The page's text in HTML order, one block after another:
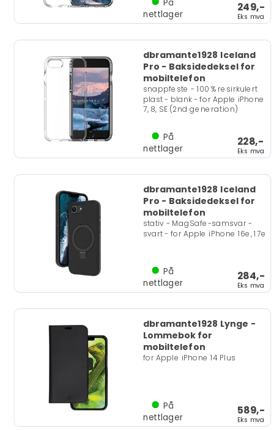
249,-
Eks mva
På
nettlager
dbramante1928 Iceland
Pro - Baksidedeksel for
mobiltelefon
snappfeste - 100 % resirkulert
plast - blank - for Apple iPhone
7, 8, SE (2nd generation)
228,-
Eks mva
På
nettlager
dbramante1928 Iceland
Pro - Baksidedeksel for
mobiltelefon
stativ - MagSafe-samsvar -
svart - for Apple iPhone 16e, 17e
284,-
Eks mva
På
nettlager
dbramante1928 Lynge -
Lommebok for
mobiltelefon
for Apple iPhone 14 Plus
589,-
Eks mva
På
nettlager